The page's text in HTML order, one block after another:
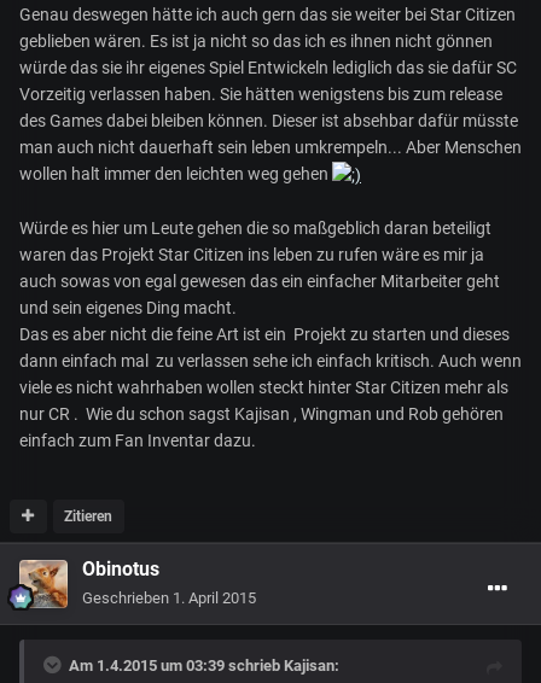
Genau deswegen hätte ich auch gern das sie weiter bei Star Citizen
geblieben wären. Es ist ja nicht so das ich es ihnen nicht gönnen
würde das sie ihr eigenes Spiel Entwickeln lediglich das sie dafür SC
Vorzeitig verlassen haben. Sie hätten wenigstens bis zum release
des Games dabei bleiben können. Dieser ist absehbar dafür müsste
man auch nicht dauerhaft sein leben umkrempeln... Aber Menschen
wollen halt immer den leichten weg gehen
Würde es hier um Leute gehen die so maßgeblich daran beteiligt
waren das Projekt Star Citizen ins leben zu rufen wäre es mir ja
auch sowas von egal gewesen das ein einfacher Mitarbeiter geht
und sein eigenes Ding macht.
Das es aber nicht die feine Art ist ein Projekt zu starten und dieses
dann einfach mal zu verlassen sehe ich einfach kritisch. Auch wenn
viele es nicht wahrhaben wollen steckt hinter Star Citizen mehr als
nur CR . Wie du schon sagst Kajisan , Wingman und Rob gehören
einfach zum Fan Inventar dazu.
Zitieren
Obinotus
Geschrieben 1. April 2015
Am 1.4.2015 um 03:39 schrieb Kajisan: